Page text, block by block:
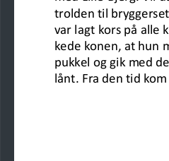
trolden til
var lagt kors på alle
kede konen, at hun
pukkel og gik med
lånt. Fra den tid